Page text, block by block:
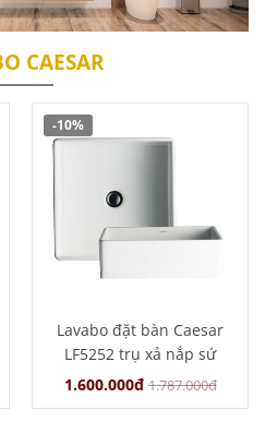
CAESAR
Lavabo đặt bàn Caesar
LF5252 trụ xả nắp sứ
1.600.000đ 1.787.000đ
-10%